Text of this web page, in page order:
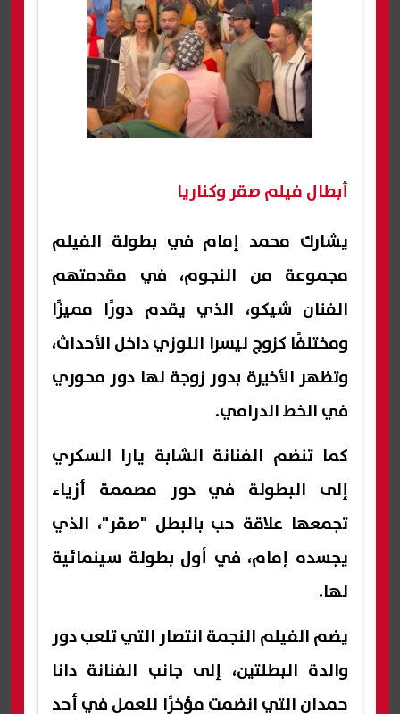
أبطال فيلم صقر وكناريا
يشارك محمد إمام في بطولة الفيلم
مجموعة من النجوم، في مقدمتهم
الفنان شيكو، الذي يقدم دورًا مميزًا
ومختلفًا كزوج ليسرا اللوزي داخل الأحداث،
وتظهر الأخيرة بدور زوجة لها دور محوري
في الخط الدرامي.
كما تنضم الفنانة الشابة يارا السكري
إلى البطولة في دور مصممة أزياء
تجمعها علاقة حب بالبطل "صقر"، الذي
يجسده إمام، في أول بطولة سينمائية
لها.
يضم الفيلم النجمة انتصار التي تلعب دور
والدة البطلتين، إلى جانب الفنانة دانا
حمدان التي انضمت مؤخرًا للعمل في أحد